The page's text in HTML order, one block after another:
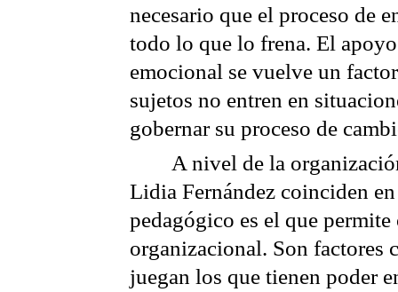
necesario que el proceso de
todo lo que lo frena. El
emocional se vuelve un
sujetos no entren en
gobernar su proceso de
A nivel de la
Lidia Fernández coinciden
pedagógico es el que
organizacional. Son factores
juegan los que tienen poder